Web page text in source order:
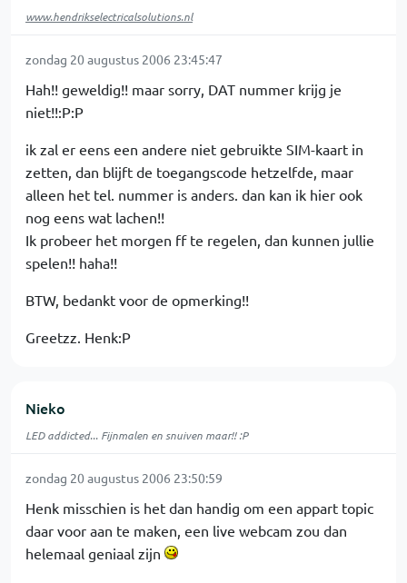
www.hendrikselectricalsolutions.nl
zondag 20 augustus 2006 23:45:47
Hah!! geweldig!! maar sorry, DAT nummer krijg je
niet!!:P:P
ik zal er eens een andere niet gebruikte SIM-kaart in
zetten, dan blijft de toegangscode hetzelfde, maar
alleen het tel. nummer is anders. dan kan ik hier ook
nog eens wat lachen!!
Ik probeer het morgen ff te regelen, dan kunnen jullie
spelen!! haha!!
BTW, bedankt voor de opmerking!!
Greetzz. Henk:P
Nieko
LED addicted... Fijnmalen en snuiven maar!! :P
zondag 20 augustus 2006 23:50:59
Henk misschien is het dan handig om een appart topic
daar voor aan te maken, een live webcam zou dan
helemaal geniaal zijn